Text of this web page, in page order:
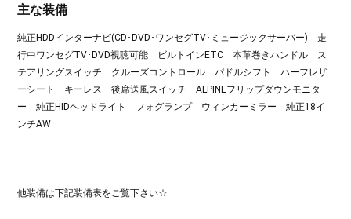
主な装備
純正HDDインターナビ(CD･DVD･ワンセグTV･ミュージックサーバー) 走
行中ワンセグTV･DVD視聴可能 ビルトインETC 本革巻きハンドル ス
テアリングスイッチ クルーズコントロール パドルシフト ハーフレザ
ーシート キーレス 後席送風スイッチ ALPINEフリップダウンモニタ
ー 純正HIDヘッドライト フォグランプ ウィンカーミラー 純正18イ
ンチAW
他装備は下記装備表をご覧下さい☆